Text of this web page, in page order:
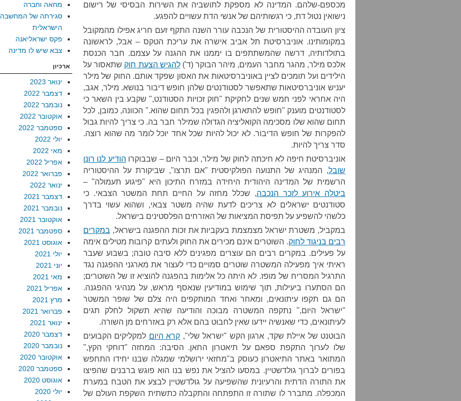
מכספם-שלהם. המדינה לא מספקת לתושביה את השירות הבסיסי של רישום
נישואין נטול דת, כי רגשותיהם של אנשי הדת עשויים להפגע.
ציון העובדה ההיסטורית של הנכבה עורר השנה התקף זעם חריג אפילו מהמקובל
במקומותינו. אוניברסיטת תל אביב אישרה את עריכת הטקס – אבל, לראשונה
בתולדותיה, דרשה שהמשתתפים בו יממנו את ההגנה על עצמם. חבר הכנסת
אלכס מילר, מהגר מחבר העמים, מיהר הבוקר (ד')להגיש הצעת חוק שתאסור על
הילידים ועל תומכים לציין באוניברסיטאות את האסון שפקד אותם. החוק של מילר
יעניש אוניברסיטאות שתאפשר לסטודנטים שלהן חופש דיבור בנושא. מילר, אגב,
היה אחראי לפני חמש שנים לחקיקת "חוק זכויות הסטודנט," שקבע בין השאר כי
לסטודנטים מוענק "חופש להתארגן ולהפגין בכל תחום שהוא." הכוונה, כמובן, לכל
תחום שהוא שלו מסכימה הקואליציה הגדולה שמילר חבר בה. כי צריך להיות גבול
להפקרות של חופש הדיבור. לא יכול להיות שכל אחד יוכל לומר מה שהוא רוצה.
סדר צריך להיות.
אוניברסיטת חיפה לא חיכתה לחוק של מילר, וכבר היום – שבבוקרו הודיע לנו רונן
שובל, המנהיג של התנועה הפולקיסטית "אם תרצו", שביקורת על ההיסטוריה
הרשמית של המדינה היהודית היחידה במזרח התיכון היא "פיגוע תעמולה" –
ביטלה אירוע לזכר הנכבה, שכלל מחזה על החיים תחת המשטר הצבאי. כי
סטודנטים ישראלים לא צריכים לדעת שהיה משטר צבאי, ושהוא עשוי בדרך
כלשהי להשפיע על תפיסת המציאות של האזרחים הפלסטינים בישראל.
במקביל, משטרת ישראל מצמצמת בעקביות את זכות ההפגנה בישראל, במקרים
רבים בניגוד לחוק. השוטרים אינם מכירים את החוק ולעתים קרובות מטילים אימה
על פעילים. במקרים רבים הם עוצרים מפגינים ללא סיבה טובה; בשבוע שעבר
ראיתי איך מפעילה המשטרה שוטרים סמויים כדי לעצור את מארגני ההפגנה נגד
התרגיל המסריח של מופז. לא היתה כל אלימות בהפגנה להוציא זו של השוטרים;
הם הסתערו ביעילות, תוך שימוש במודיעין שנאסף מראש, על מנהיגי ההפגנה.
הם גם תקפו עיתונאים, ומאחר ואחד המותקפים היה צלם של שופר המשטר
"ישראל היום," נתקפה המשטרה מבוכה והודיעה שהיא תשקול לחלק תגים
לעיתונאים, כדי שאנשיה יידעו שאין לחבוט בהם אלא רק באזרחים מן השורה.
הבוטנט של איילת שקד, ארגון הקש "ישראל שלי", קרא היום למקליקים הקבועים
שלו לערוך התקפת ספאם על תיאטרון החאן. הסיבה: המחזה "דוחקי הקץ,"
המתואר באתר התיאטרון כעוסק ב"מחזאי ירושלמי שמגלה שבנו יחידו התחפש
בפורים לברוך גולדשטיין. במסעו להציל את נפש בנו הוא פוגש ברבנים שהפיצו
את התורה הדתית והרעיונית שהשפיעה על גולדשטיין לבצע את הטבח במערת
המכפלה. מתברר לו שתורה זו התפתחה והתקבלה כתשתית השקפת העולם של
מחאה וחברה
סגירתה של המחשבה
הישראלית
פקס ישראליאנה
צבא שיש לו מדינה
ארכיון
ינואר 2023
דצמבר 2022
נובמבר 2022
אוקטובר 2022
ספטמבר 2022
יולי 2022
מאי 2022
אפריל 2022
פברואר 2022
ינואר 2022
דצמבר 2021
נובמבר 2021
אוקטובר 2021
ספטמבר 2021
אוגוסט 2021
יולי 2021
יוני 2021
מאי 2021
אפריל 2021
מרץ 2021
פברואר 2021
ינואר 2021
דצמבר 2020
נובמבר 2020
אוקטובר 2020
ספטמבר 2020
אוגוסט 2020
יולי 2020